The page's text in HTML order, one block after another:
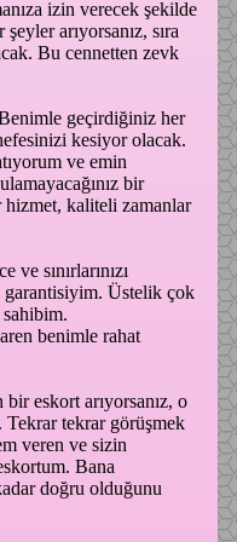
izin verecek şekilde
arıyorsanız, sıra
Bu cennetten zevk
geçirdiğiniz her
kesiyor olacak.
ve emin
bir
kaliteli zamanlar
sınırlarınızı
garantisiyim. Üstelik çok
benimle rahat
eskort arıyorsanız, o
Tekrar tekrar görüşmek
veren ve sizin
Bana
doğru olduğunu